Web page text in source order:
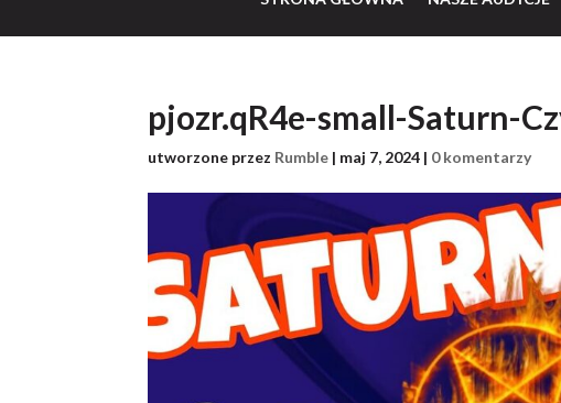
pjozr.qR4e-small-Saturn-
utworzone przez Rumble | maj 7, 2024 | 0 komentarzy